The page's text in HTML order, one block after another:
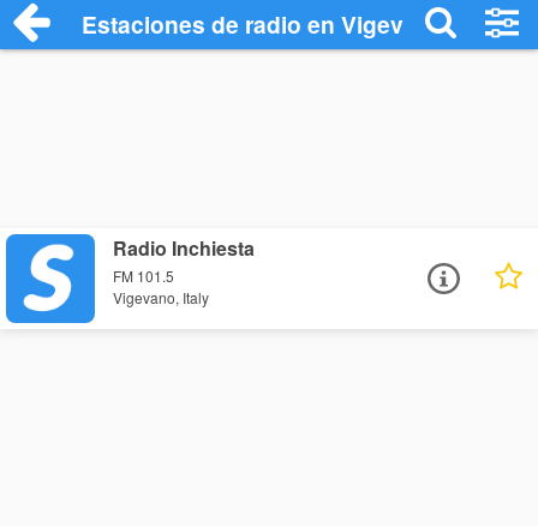
Estaciones de radio en Vigevano -
Radio Inchiesta
FM 101.5
Vigevano, Italy